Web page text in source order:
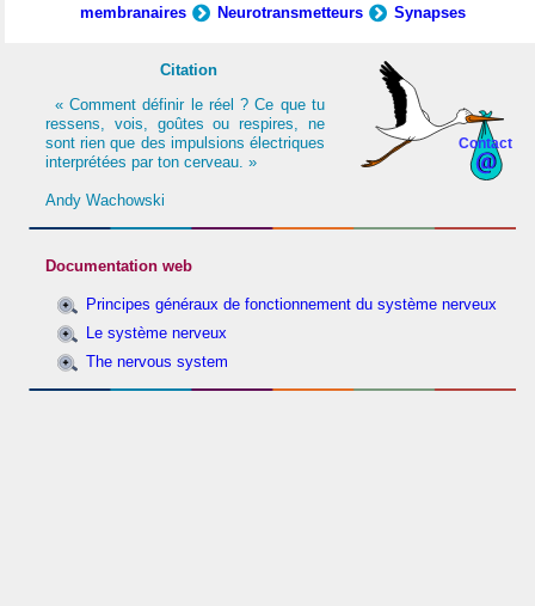
membranaires
Neurotransmetteurs Synapses
Contact
Citation
« Comment définir le réel ? Ce que tu
ressens, vois, goûtes ou respires, ne
sont rien que des impulsions électriques
interprétées par ton cerveau. »
Andy Wachowski
Documentation web
Principes généraux de fonctionnement du système nerveux
Le système nerveux
The nervous system